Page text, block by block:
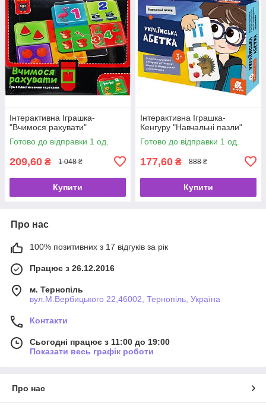
Інтерактивна Іграшка-
"Вчимося рахувати"
Готово до відправки 1 од.
209,60 ₴ 1 048 ₴
Купити
Інтерактивна Іграшка-
Кенгуру "Навчальні пазли"
Готово до відправки 1 од.
177,60 ₴ 888 ₴
Купити
Про нас
100% позитивних з 17 відгуків за рік
Працює з 26.12.2016
м. Тернопіль
вул.М.Вербицького 22,46002, Тернопіль, Україна
Контакти
Сьогодні працює з 11:00 до 19:00
Показати весь графік роботи
Про нас